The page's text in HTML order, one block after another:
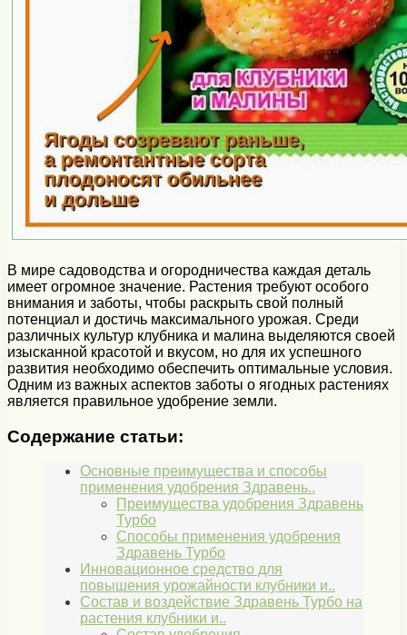
В мире садоводства и огородничества каждая деталь
имеет огромное значение. Растения требуют особого
внимания и заботы, чтобы раскрыть свой полный
потенциал и достичь максимального урожая. Среди
различных культур клубника и малина выделяются своей
изысканной красотой и вкусом, но для их успешного
развития необходимо обеспечить оптимальные условия.
Одним из важных аспектов заботы о ягодных растениях
является правильное удобрение земли.
Содержание статьи:
Основные преимущества и способы
применения удобрения Здравень..
Преимущества удобрения Здравень
Турбо
Способы применения удобрения
Здравень Турбо
Инновационное средство для
повышения урожайности клубники и..
Состав и воздействие Здравень Турбо на
растения клубники и..